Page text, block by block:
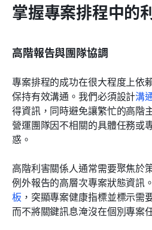
掌握專案排程中的
高階報告與團隊協調
專案排程的成功在很大程度上依
保持有效溝通。我們必須設計溝
得資訊，同時避免讓繁忙的高階
營運團隊因不相關的具體任務或
惑。
高階利害關係人通常需要聚焦於
例外報告的高層次專案狀態資訊
板 ，突顯專案健康指標並標示需
而不將關鍵訊息淹沒在個別專案